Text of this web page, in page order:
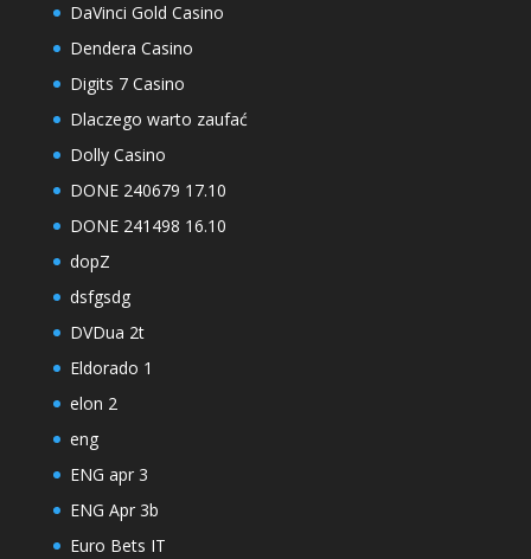
DaVinci Gold Casino
Dendera Casino
Digits 7 Casino
Dlaczego warto zaufać
Dolly Casino
DONE 240679 17.10
DONE 241498 16.10
dopZ
dsfgsdg
DVDua 2t
Eldorado 1
elon 2
eng
ENG apr 3
ENG Apr 3b
Euro Bets IT